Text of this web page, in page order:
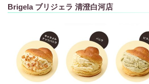
Brigela ブリジェラ 清澄白河店